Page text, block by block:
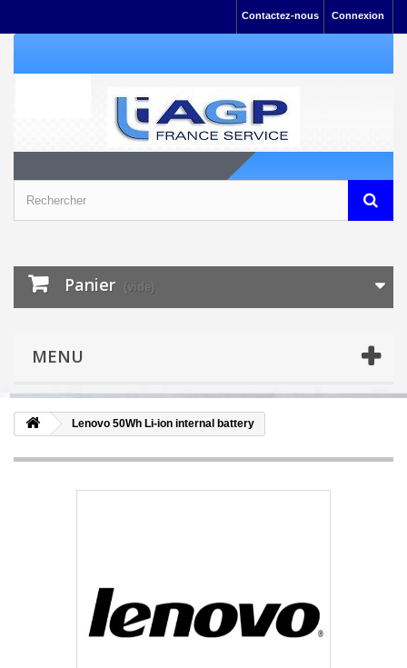
Connexion
Contactez-nous
Panier (vide)
MENU
Lenovo 50Wh Li-ion internal battery